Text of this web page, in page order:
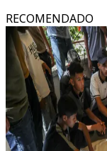
RECOMENDADO